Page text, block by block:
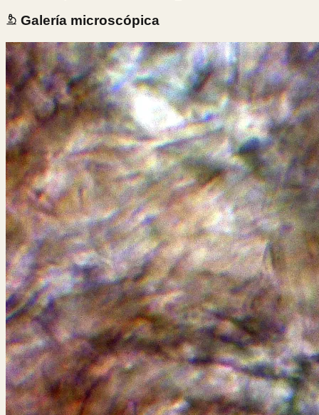
Galería microscópica